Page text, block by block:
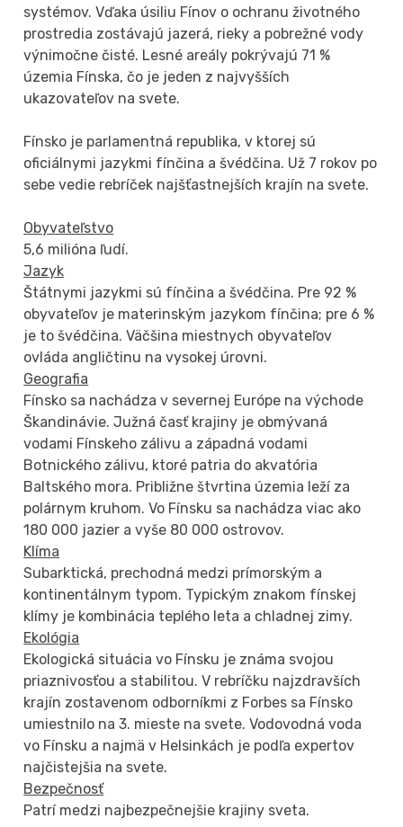
systémov. Vďaka úsiliu Fínov o ochranu životného
prostredia zostávajú jazerá, rieky a pobrežné vody
výnimočne čisté. Lesné areály pokrývajú 71 %
územia Fínska, čo je jeden z najvyšších
ukazovateľov na svete.
Fínsko je parlamentná republika, v ktorej sú
oficiálnymi jazykmi fínčina a švédčina. Už 7 rokov po
sebe vedie rebríček najšťastnejších krajín na svete.
Obyvateľstvo
5,6 milióna ľudí.
Jazyk
Štátnymi jazykmi sú fínčina a švédčina. Pre 92 %
obyvateľov je materinským jazykom fínčina; pre 6 %
je to švédčina. Väčšina miestnych obyvateľov
ovláda angličtinu na vysokej úrovni.
Geografia
Fínsko sa nachádza v severnej Európe na východe
Škandinávie. Južná časť krajiny je obmývaná
vodami Fínskeho zálivu a západná vodami
Botnického zálivu, ktoré patria do akvatória
Baltského mora. Približne štvrtina územia leží za
polárnym kruhom. Vo Fínsku sa nachádza viac ako
180 000 jazier a vyše 80 000 ostrovov.
Klíma
Subarktická, prechodná medzi prímorským a
kontinentálnym typom. Typickým znakom fínskej
klímy je kombinácia teplého leta a chladnej zimy.
Ekológia
Ekologická situácia vo Fínsku je známa svojou
priaznivosťou a stabilitou. V rebríčku najzdravších
krajín zostavenom odborníkmi z Forbes sa Fínsko
umiestnilo na 3. mieste na svete. Vodovodná voda
vo Fínsku a najmä v Helsinkách je podľa expertov
najčistejšia na svete.
Bezpečnosť
Patrí medzi najbezpečnejšie krajiny sveta.